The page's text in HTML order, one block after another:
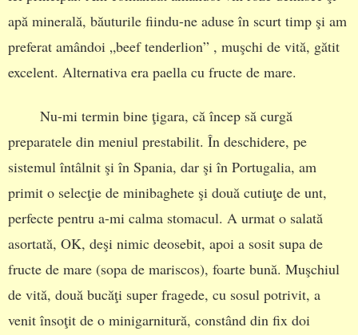
apă minerală, băuturile fiindu-ne aduse în scurt timp şi am
preferat amândoi „beef tenderlion” , muşchi de vită, gătit
excelent. Alternativa era paella cu fructe de mare.
Nu-mi termin bine ţigara, că încep să curgă
preparatele din meniul prestabilit. În deschidere, pe
sistemul întâlnit şi în Spania, dar şi în Portugalia, am
primit o selecţie de minibaghete şi două cutiuţe de unt,
perfecte pentru a-mi calma stomacul. A urmat o salată
asortată, OK, deşi nimic deosebit, apoi a sosit supa de
fructe de mare (sopa de mariscos), foarte bună. Muşchiul
de vită, două bucăţi super fragede, cu sosul potrivit, a
venit însoţit de o minigarnitură, constând din fix doi